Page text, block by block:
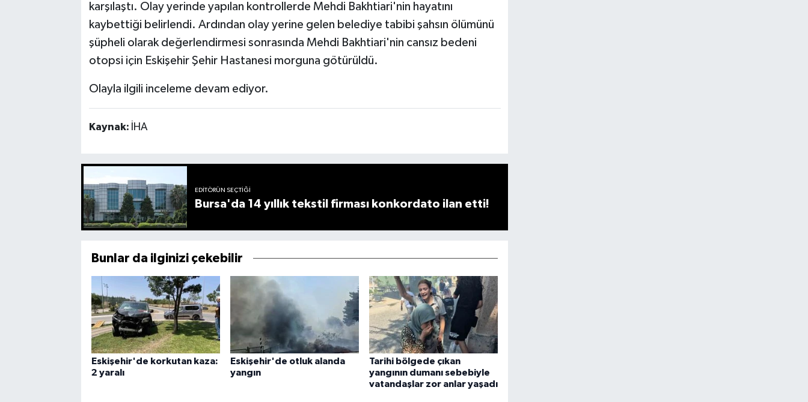
karşılaştı. Olay yerinde yapılan kontrollerde Mehdi Bakhtiari'nin hayatını
kaybettiği belirlendi. Ardından olay yerine gelen belediye tabibi şahsın ölümünü
şüpheli olarak değerlendirmesi sonrasında Mehdi Bakhtiari'nin cansız bedeni
otopsi için Eskişehir Şehir Hastanesi morguna götürüldü.
Olayla ilgili inceleme devam ediyor.
Kaynak: İHA
EDITÖRÜN SEÇTIĞI
Bursa'da 14 yıllık tekstil firması konkordato ilan etti!
Bunlar da ilginizi çekebilir
Eskişehir'de korkutan kaza:
2 yaralı
Eskişehir'de otluk alanda
yangın
Tarihi bölgede çıkan
yangının dumanı sebebiyle
vatandaşlar zor anlar yaşadı